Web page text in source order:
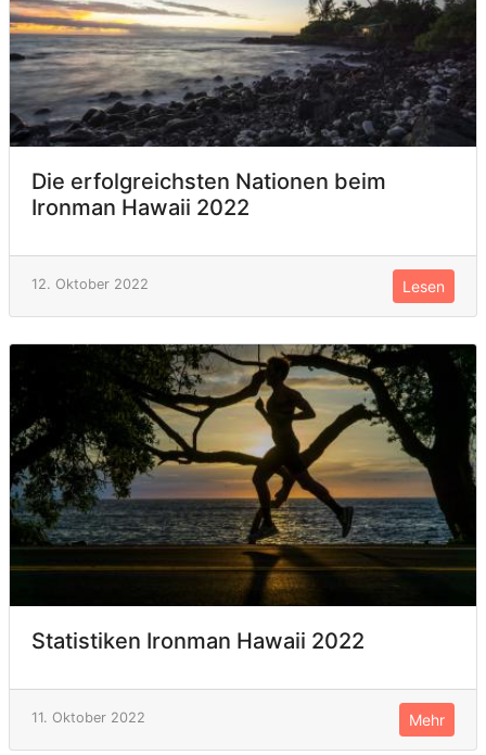
Die erfolgreichsten Nationen beim
Ironman Hawaii 2022
12. Oktober 2022 Lesen
Statistiken Ironman Hawaii 2022
11. Oktober 2022 Mehr